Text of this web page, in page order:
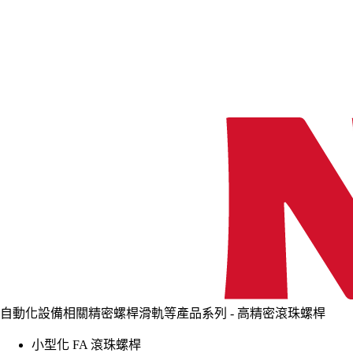
自動化設備相關精密螺桿滑軌等產品系列 - 高精密滾珠螺桿
小型化 FA 滾珠螺桿